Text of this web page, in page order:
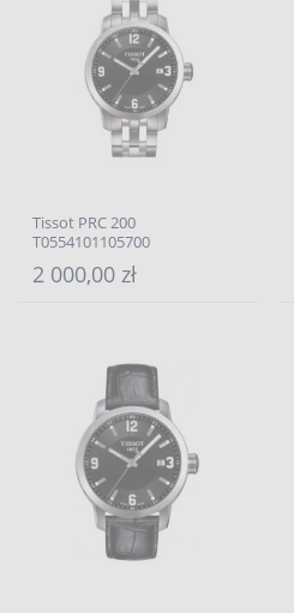
Tissot PRC 200
T0554101105700
2 000,00 zł